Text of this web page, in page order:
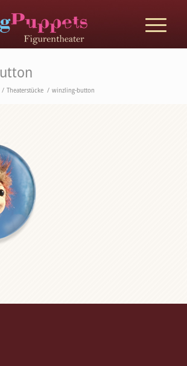
/ Theaterstücke / winzling-button